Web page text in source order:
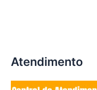
Atendimento